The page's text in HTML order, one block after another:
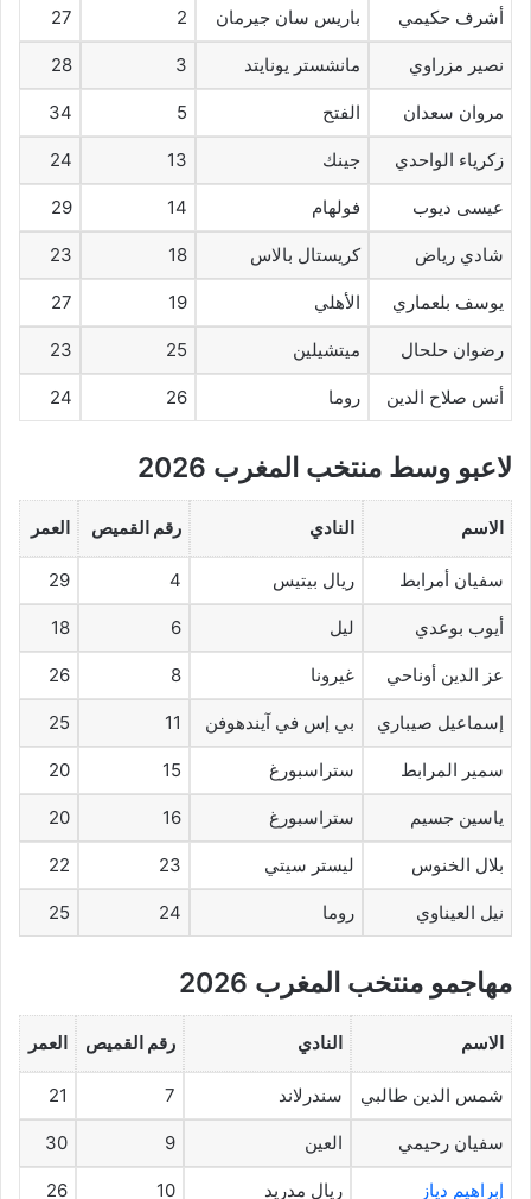
أشرف حكيمي باريس سان جيرمان 2
27
نصير مزراوي مانشستر يونايتد 3
28
مروان سعدان الفتح 5
34
زكرياء الواحدي جينك 13
24
عيسى ديوب فولهام 14
29
شادي رياض كريستال بالاس 18
23
يوسف بلعماري الأهلي 19
27
رضوان حلحال ميتشيلين 25
23
أنس صلاح الدين روما 26
24
لاعبو وسط منتخب المغرب 2026
الاسم النادي رقم القميص العمر
سفيان أمرابط ريال بيتيس 4
29
أيوب بوعدي ليل 6
18
عز الدين أوناحي غيرونا 8
26
إسماعيل صيباري بي إس في آيندهوفن 11
25
سمير المرابط ستراسبورغ 15
20
ياسين جسيم ستراسبورغ 16
20
بلال الخنوس ليستر سيتي 23
22
نيل العيناوي روما 24
25
مهاجمو منتخب المغرب 2026
الاسم النادي رقم القميص العمر
شمس الدين طالبي سندرلاند 7
21
سفيان رحيمي العين 9
30
إبراهيم دياز ريال مدريد 10
26